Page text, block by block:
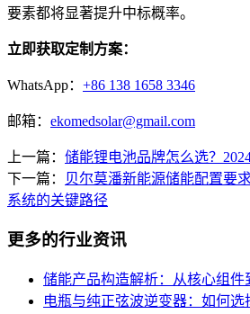
要素都将显著提升中标概率。
立即获取定制方案：
WhatsApp： +86 138 1658 3346
邮箱： ekomedsolar@gmail.com
上一篇： 储能锂电池品牌怎么选？
下一篇：
贝尔莫潘新能源储能配置要
系统的关键路径
更多的行业资讯
储能产品构造解析：从核心组
电瓶与纯正弦波逆变器：如何选